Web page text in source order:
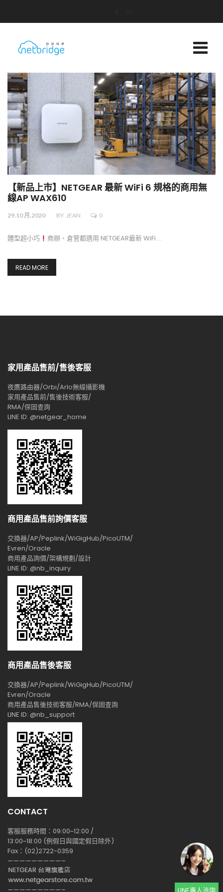
【新品上市】NETGEAR 最新 WiFi 6 規格的商用無
線AP WAX610
29.10 月.2020 BY JEAN 0
體型超小巧 商辦、倉管都適用 NETGEAR最新 WiFi …
READ MORE
家用產品售前/售後客服
夜鷹路由器/Orbi/Arlo無線攝影機
家用產品售前/售後技術客服/
RMA/保固查詢
LINE ID: @netgear_home
商用產品售前詢價客服
交換器/AP/Peplink/WiGigHub/PicoUTM/
Evren/Oracle
商用產品詢價/架構規劃/設計
LINE ID: @nb_inquiry
商用產品售後客服
交換器/AP/Peplink/WiGigHub/PicoUTM/
Evren/Oracle
商用產品售後技術客服/RMA/保固查詢
LINE ID: @nb_support
CONTACT
客服服務時間：09:00~12:00 /
13:00~18:00 (例假日與國定假日除外)
Fax：(02)2722-0359
—————————–
—————————– LINE專人洽詢